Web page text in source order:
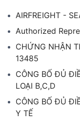
AIRFREIGHT -
Authorized
CHỨNG NHẬN
13485
CÔNG BỐ ĐỦ
LOẠI B,C,D
CÔNG BỐ ĐỦ
Y TẾ